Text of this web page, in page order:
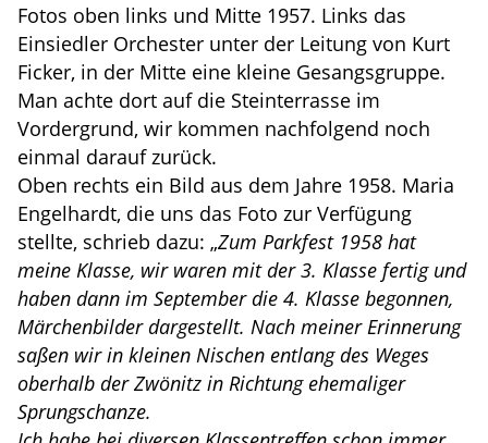
Fotos oben links und Mitte 1957. Links das
Einsiedler Orchester unter der Leitung von Kurt
Ficker, in der Mitte eine kleine Gesangsgruppe.
Man achte dort auf die Steinterrasse im
Vordergrund, wir kommen nachfolgend noch
einmal darauf zurück.
Oben rechts ein Bild aus dem Jahre 1958. Maria
Engelhardt, die uns das Foto zur Verfügung
stellte, schrieb dazu: „Zum Parkfest 1958 hat
meine Klasse, wir waren mit der 3. Klasse fertig und
haben dann im September die 4. Klasse begonnen,
Märchenbilder dargestellt. Nach meiner Erinnerung
saßen wir in kleinen Nischen entlang des Weges
oberhalb der Zwönitz in Richtung ehemaliger
Sprungschanze.